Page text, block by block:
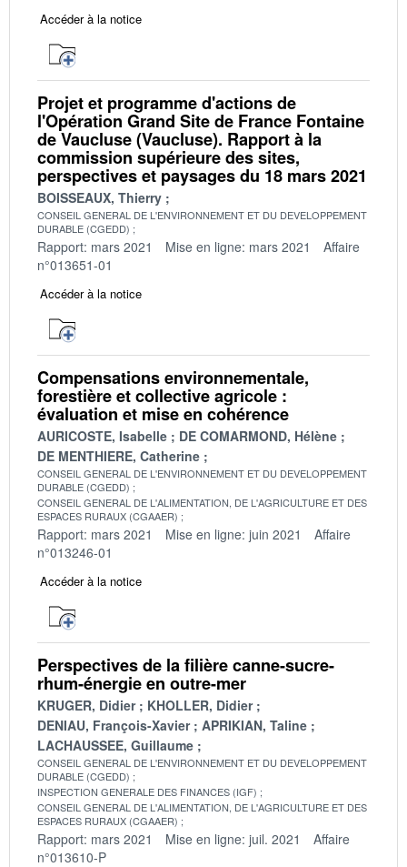
Accéder à la notice
Projet et programme d'actions de
l'Opération Grand Site de France Fontaine
de Vaucluse (Vaucluse). Rapport à la
commission supérieure des sites,
perspectives et paysages du 18 mars 2021
BOISSEAUX, Thierry
CONSEIL GENERAL DE L'ENVIRONNEMENT ET DU DEVELOPPEMENT
DURABLE (CGEDD)
Rapport: mars 2021 Mise en ligne: mars 2021
Affaire
n°013651-01
Accéder à la notice
Compensations environnementale,
forestière et collective agricole :
évaluation et mise en cohérence
AURICOSTE, Isabelle
DE COMARMOND, Hélène
DE MENTHIERE, Catherine
CONSEIL GENERAL DE L'ENVIRONNEMENT ET DU DEVELOPPEMENT
DURABLE (CGEDD)
CONSEIL GENERAL DE L'ALIMENTATION, DE L'AGRICULTURE ET DES
ESPACES RURAUX (CGAAER)
Rapport: mars 2021 Mise en ligne: juin 2021
Affaire
n°013246-01
Accéder à la notice
Perspectives de la filière canne-sucre-
rhum-énergie en outre-mer
KRUGER, Didier
KHOLLER, Didier
DENIAU, François-Xavier
APRIKIAN, Taline
LACHAUSSEE, Guillaume
CONSEIL GENERAL DE L'ENVIRONNEMENT ET DU DEVELOPPEMENT
DURABLE (CGEDD)
INSPECTION GENERALE DES FINANCES (IGF)
CONSEIL GENERAL DE L'ALIMENTATION, DE L'AGRICULTURE ET DES
ESPACES RURAUX (CGAAER)
Rapport: mars 2021 Mise en ligne: juil. 2021
Affaire
n°013610-P